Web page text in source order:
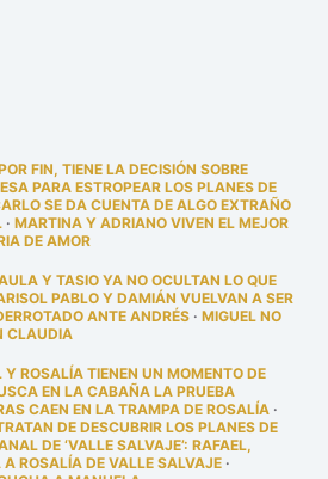
FIN, TIENE LA DECISIÓN SOBRE
PARA ESTROPEAR LOS PLANES DE
SE DA CUENTA DE ALGO EXTRAÑO
· MARTINA Y ADRIANO VIVEN EL MEJOR
DE AMOR
Y TASIO YA NO OCULTAN LO QUE
PABLO Y DAMIÁN VUELVAN A SER
ANTE ANDRÉS· MIGUEL NO
CLAUDIA
Y ROSALÍA TIENEN UN MOMENTO DE
EN LA CABAÑA LA PRUEBA
CAEN EN LA TRAMPA DE ROSALÍA·
DE DESCUBRIR LOS PLANES DE
DE ‘VALLE SALVAJE’: RAFAEL,
ROSALÍA DE VALLE SALVAJE·